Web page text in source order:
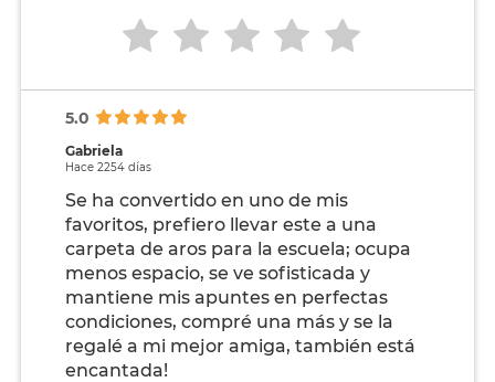
5.0
Gabriela
Hace 2254 días
Se ha convertido en uno de mis
favoritos, prefiero llevar este a una
carpeta de aros para la escuela; ocupa
menos espacio, se ve sofisticada y
mantiene mis apuntes en perfectas
condiciones, compré una más y se la
regalé a mi mejor amiga, también está
encantada!